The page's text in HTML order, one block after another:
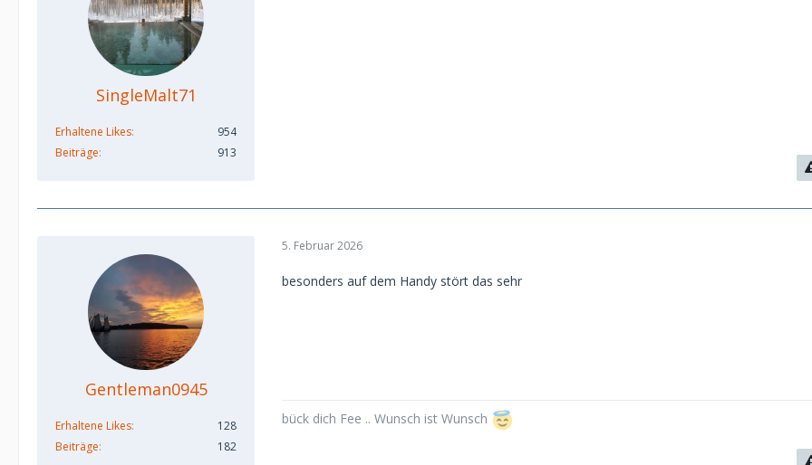
SingleMalt71
Erhaltene Likes
954
Beiträge
913
Gentleman0945
Erhaltene Likes
128
Beiträge
182
5. Februar 2026
besonders auf dem Handy stört das sehr
bück dich Fee .. Wunsch ist Wunsch